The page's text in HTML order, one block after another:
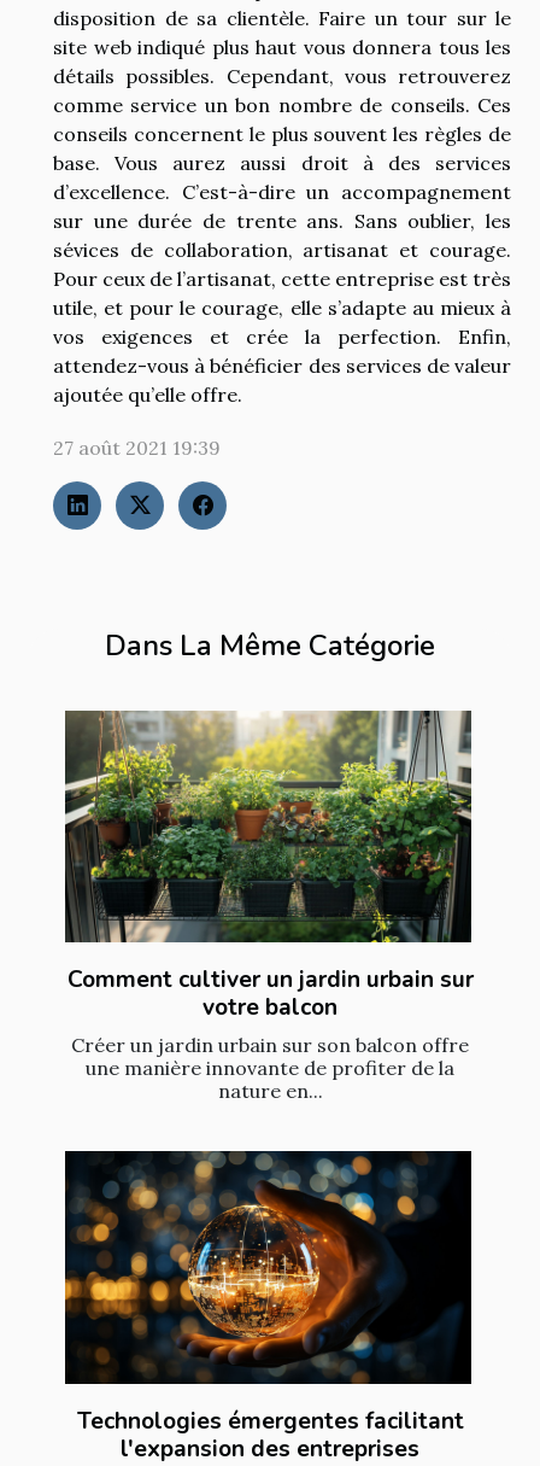
Dans La Même Catégorie
Comment cultiver un jardin urbain sur
votre balcon
Créer un jardin urbain sur son balcon offre
une manière innovante de profiter de la
nature en...
Technologies émergentes facilitant
l'expansion des entreprises
disposition de sa clientèle. Faire un tour sur le
site web indiqué plus haut vous donnera tous les
détails possibles. Cependant, vous retrouverez
comme service un bon nombre de conseils. Ces
conseils concernent le plus souvent les règles de
base. Vous aurez aussi droit à des services
d’excellence. C’est-à-dire un accompagnement
sur une durée de trente ans. Sans oublier, les
sévices de collaboration, artisanat et courage.
Pour ceux de l’artisanat, cette entreprise est très
utile, et pour le courage, elle s’adapte au mieux à
vos exigences et crée la perfection. Enfin,
attendez-vous à bénéficier des services de valeur
ajoutée qu’elle offre.
27 août 2021 19:39